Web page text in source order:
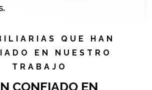
QUE HAN
EN NUESTRO
TRABAJO
CONFIADO EN